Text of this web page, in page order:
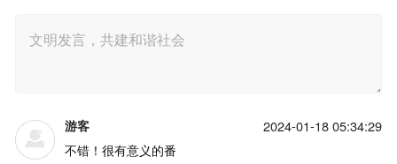
游客 2024-01-18 05:34:29
不错！很有意义的番